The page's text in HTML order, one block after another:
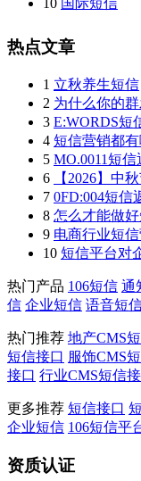
10 国际短信
热点文章
1 立秋养生短信
2 为什么你的
3 E:WORDS短
4 短信营销都
5 MO.0011短
6
【2026】中
7 0FD:004短信
8 怎么才能做
9 电商行业短
10 短信平台对
热门产品 106短信 通
信 企业短信 语音短
热门推荐 地产CMS
短信接口 服饰CMS
接口 行业CMS短信
更多推荐 短信接口
企业短信 106短信平
资质认证